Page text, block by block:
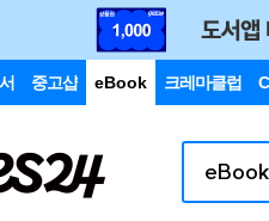
중고샵 eBook 크레마클럽